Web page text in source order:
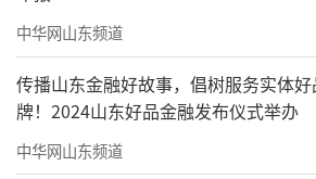
中华网山东频道
传播山东金融好故事，倡树服务实体好
牌！2024山东好品金融发布仪式举办
中华网山东频道